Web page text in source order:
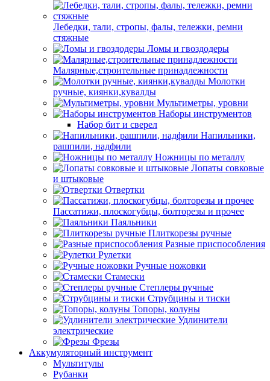
Лебедки, тали, стропы, фалы, тележки, ремни
стяжные
Ломы и гвоздодеры
Малярные,строительные принадлежности
Молотки
ручные, киянки,кувалды
Мультиметры, уровни
Наборы инструментов
Набор бит и сверел
Напильники,
рашпили, надфили
Ножницы по металлу
Лопаты совковые
и штыковые
Отвертки
Пассатижи, плоскогубцы, болторезы и прочее
Паяльники
Плиткорезы ручные
Разные приспособления
Рулетки
Ручные ножовки
Стамески
Степлеры ручные
Струбцины и тиски
Топоры, колуны
Удлинители
электрические
Фрезы
Аккумуляторный инструмент
Мультитулы
Рубанки